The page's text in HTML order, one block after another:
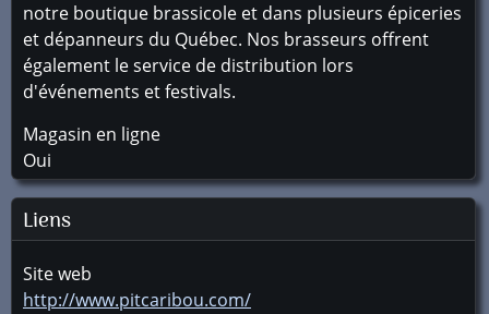
notre boutique brassicole et dans plusieurs épiceries
et dépanneurs du Québec. Nos brasseurs offrent
également le service de distribution lors
d'événements et festivals.
Magasin en ligne
Oui
Liens
Site web
http://www.pitcaribou.com/